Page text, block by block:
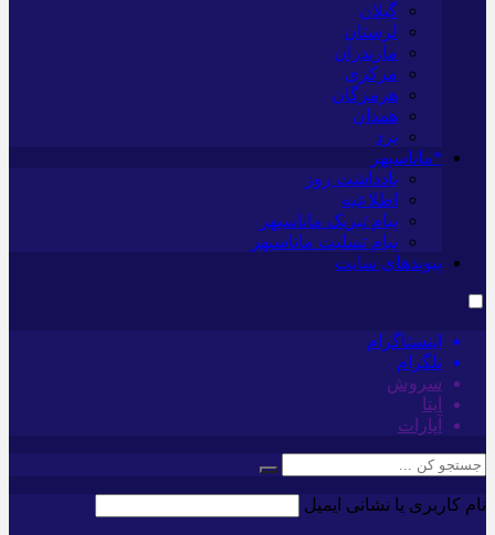
گیلان
لرستان
مازندران
مرکزی
هرمزگان
همدان
یزد
*ماناسپهر
یادداشت روز
اطلاعیه
پیام تبریک ماناسپهر
پیام تسلیت ماناسپهر
پیوندهای سایت
اینستاگرام
تلگرام
سروش
ایتا
آپارات
نام کاربری یا نشانی ایمیل